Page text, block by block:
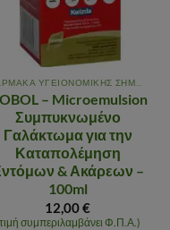
– Microemulsion
Συμπυκνωμένο
Γαλάκτωμα για την
Καταπολέμηση
& Ακάρεων –
100ml
12,00€
συμπεριλαμβάνει Φ.Π.Α.)